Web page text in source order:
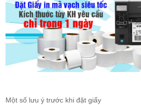
Một số lưu ý trước khi đặt giấy